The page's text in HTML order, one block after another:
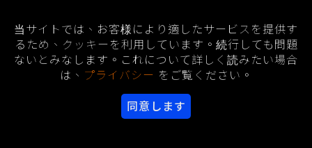
当サイトでは、お客様により適したサービスを提供す
るため、クッキーを利用しています。続行しても問題
ないとみなします。これについて詳しく読みたい場合
は、 プライバシー をご覧ください。
同意します